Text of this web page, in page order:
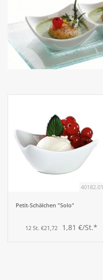
Buffet
Fingerfood
Tafeln
Einrichtung
40182.01
Petit-Schälchen "Solo"
12 St. €21,72 1,81 €/St.*